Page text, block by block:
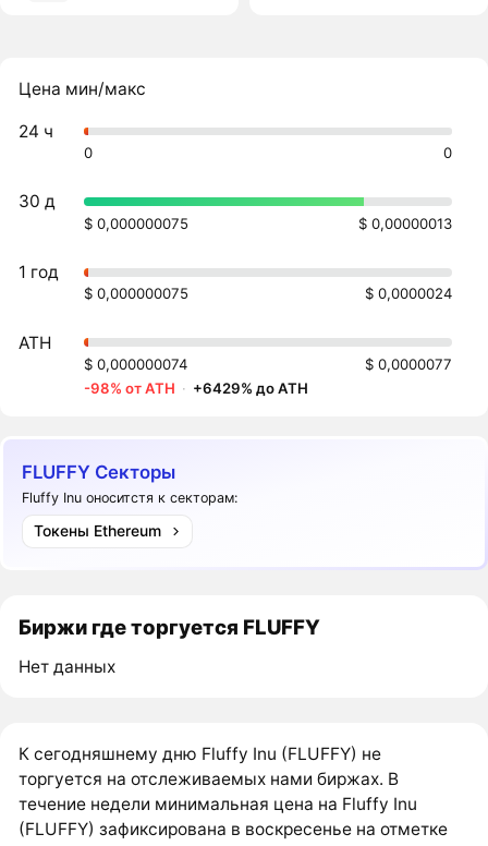
Цена мин/макс
24 ч
0 0
30 д
$ 0,000000075 $ 0,00000013
1 год
$ 0,000000075 $ 0,0000024
ATH
$ 0,000000074
$ 0,0000077
-98% от ATH · +6429% до ATH
FLUFFY Секторы
Fluffy Inu оноситстя к секторам:
Токены Ethereum
Биржи где торгуется FLUFFY
Нет данных
К сегодняшнему дню Fluffy Inu (FLUFFY) не
торгуется на отслеживаемых нами биржах. В
течение недели минимальная цена на Fluffy Inu
(FLUFFY) зафиксирована в воскресенье на отметке